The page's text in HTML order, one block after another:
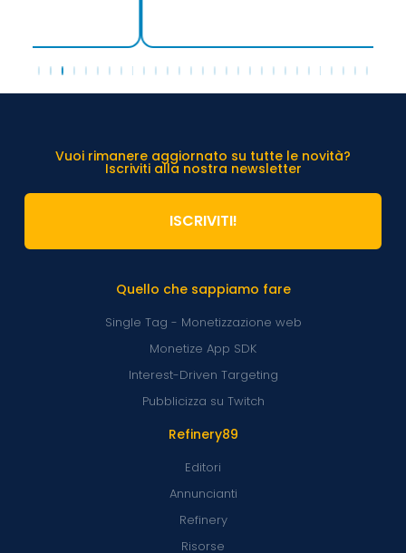
Refinery89
Editori
Annuncianti
Refinery
Risorse
Quello che sappiamo fare
Single Tag - Monetizzazione web
Monetize App SDK
Interest-Driven Targeting
Pubblicizza su Twitch
Vuoi rimanere aggiornato su tutte le novità?
Iscriviti alla nostra newsletter
ISCRIVITI!